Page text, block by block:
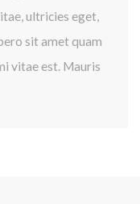
ultricies eget,
sit amet quam
vitae est. Mauris